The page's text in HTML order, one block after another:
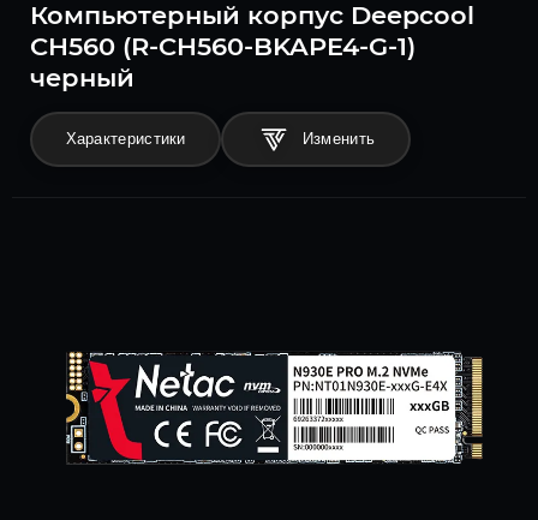
Компьютерный корпус Deepcool
CH560 (R-CH560-BKAPE4-G-1)
черный
Характеристики